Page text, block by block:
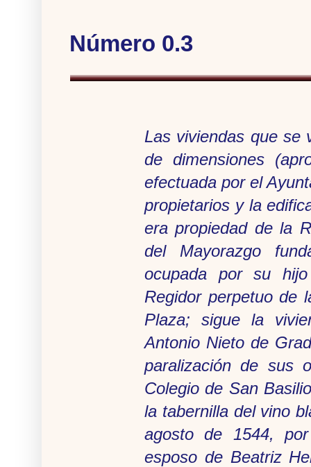
Número 0.3
Las viviendas que se
de dimensiones
efectuada por el
propietarios y la
era propiedad de la
del Mayorazgo
ocupada por su
Regidor perpetuo de
Plaza; sigue la
Antonio Nieto de
paralización de sus
Colegio de San
la tabernilla del vino
agosto de 1544,
esposo de Beatriz